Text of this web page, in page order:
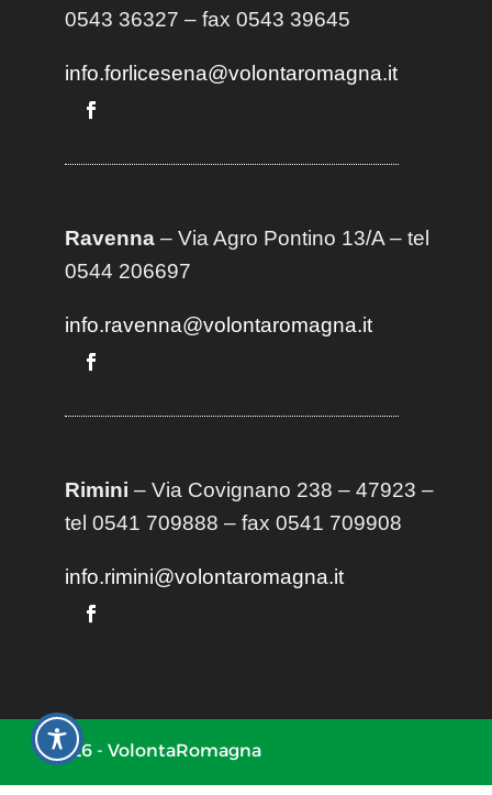
0543 36327 – fax 0543 39645
info.forlicesena@volontaromagna.it
Ravenna– Via Agro Pontino 13/A– tel
0544 206697
info.ravenna@volontaromagna.it
Rimini – Via Covignano 238 – 47923 –
tel 0541 709888 – fax 0541 709908
info.rimini@volontaromagna.it
2026 - VolontaRomagna